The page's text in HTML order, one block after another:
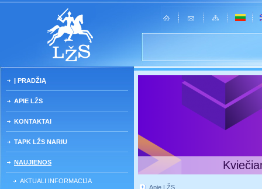
Į PRADŽIĄ
APIE LŽS
KONTAKTAI
TAPK LŽS NARIU
NAUJIENOS
AKTUALI INFORMACIJA
Apie LŽS